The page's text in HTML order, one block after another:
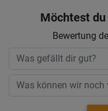
Möchtest du
Bewertung